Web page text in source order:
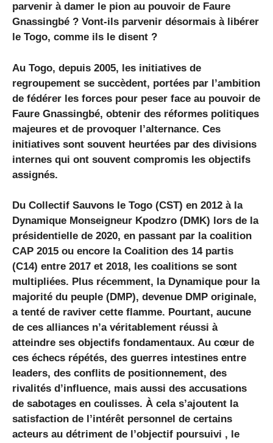
parvenir à damer le pion au pouvoir de Faure
Gnassingbé ? Vont-ils parvenir désormais à libérer
le Togo, comme ils le disent ?
Au Togo, depuis 2005, les initiatives de
regroupement se succèdent, portées par l’ambition
de fédérer les forces pour peser face au pouvoir de
Faure Gnassingbé, obtenir des réformes politiques
majeures et de provoquer l’alternance. Ces
initiatives sont souvent heurtées par des divisions
internes qui ont souvent compromis les objectifs
assignés.
Du Collectif Sauvons le Togo (CST) en 2012 à la
Dynamique Monseigneur Kpodzro (DMK) lors de la
présidentielle de 2020, en passant par la coalition
CAP 2015 ou encore la Coalition des 14 partis
(C14) entre 2017 et 2018, les coalitions se sont
multipliées. Plus récemment, la Dynamique pour la
majorité du peuple (DMP), devenue DMP originale,
a tenté de raviver cette flamme. Pourtant, aucune
de ces alliances n’a véritablement réussi à
atteindre ses objectifs fondamentaux. Au cœur de
ces échecs répétés, des guerres intestines entre
leaders, des conflits de positionnement, des
rivalités d’influence, mais aussi des accusations
de sabotages en coulisses. À cela s’ajoutent la
satisfaction de l’intérêt personnel de certains
acteurs au détriment de l’objectif poursuivi , le